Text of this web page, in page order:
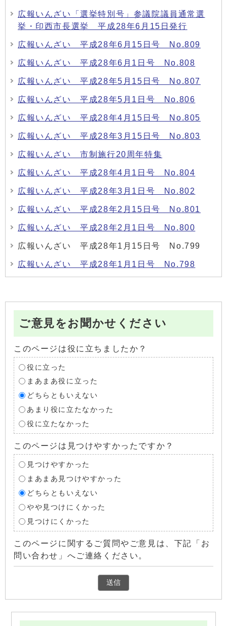
広報いんざい「選挙特別号」参議院議員通常選
挙・印西市長選挙 平成28年6月15日発行
広報いんざい 平成28年6月15日号 No.809
広報いんざい 平成28年6月1日号 No.808
広報いんざい 平成28年5月15日号 No.807
広報いんざい 平成28年5月1日号 No.806
広報いんざい 平成28年4月15日号 No.805
広報いんざい 平成28年3月15日号 No.803
広報いんざい 市制施行20周年特集
広報いんざい 平成28年4月1日号 No.804
広報いんざい 平成28年3月1日号 No.802
広報いんざい 平成28年2月15日号 No.801
広報いんざい 平成28年2月1日号 No.800
広報いんざい 平成28年1月15日号 No.799
広報いんざい 平成28年1月1日号 No.798
ご意見をお聞かせください
このページは役に立ちましたか？
役に立った
まあまあ役に立った
どちらともいえない
あまり役に立たなかった
役に立たなかった
このページは見つけやすかったですか？
見つけやすかった
まあまあ見つけやすかった
どちらともいえない
やや見つけにくかった
見つけにくかった
このページに関するご質問やご意見は、下記「お
問い合わせ」へご連絡ください。